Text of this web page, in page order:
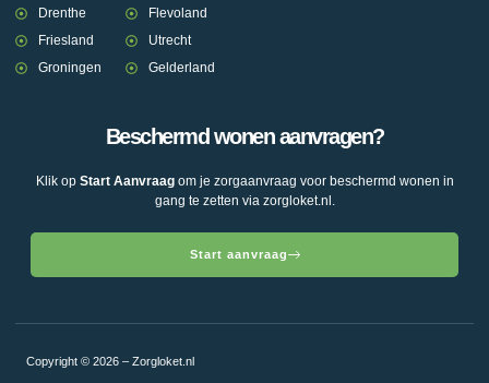
Drenthe
Friesland
Groningen
Flevoland
Utrecht
Gelderland
Beschermd wonen aanvragen?
Klik op Start Aanvraagom je zorgaanvraag voor beschermd wonen in
gang te zetten via zorgloket.nl.
Start aanvraag
Copyright © 2026 – Zorgloket.nl